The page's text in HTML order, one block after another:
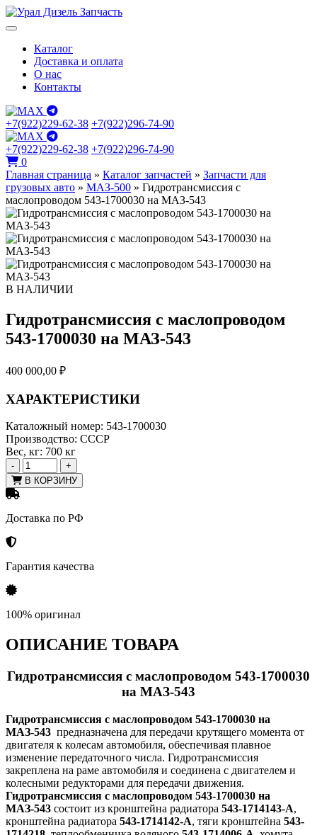
Каталог
Доставка и оплата
О нас
Контакты
+7(922)229-62-38 +7(922)296-74-90
+7(922)229-62-38 +7(922)296-74-90
0
Главная страница » Каталог запчастей » Запчасти для
грузовых авто » МАЗ-500 » Гидротрансмиссия с
маслопроводом 543-1700030 на МАЗ-543
В НАЛИЧИИ
Гидротрансмиссия с маслопроводом
543-1700030 на МАЗ-543
400 000,00 ₽
ХАРАКТЕРИСТИКИ
Каталожный номер: 543-1700030
Производство: СССР
Вес, кг: 700 кг
-
+
В КОРЗИНУ
Доставка по РФ
Гарантия качества
100% оригинал
ОПИСАНИЕ ТОВАРА
Гидротрансмиссия с маслопроводом 543-1700030
на МАЗ-543
Гидротрансмиссия с маслопроводом 543-1700030 на
МАЗ-543 предназначена для передачи крутящего момента от
двигателя к колесам автомобиля, обеспечивая плавное
изменение передаточного числа. Гидротрансмиссия
закреплена на раме автомобиля и соединена с двигателем и
колесными редукторами для передачи движения.
Гидротрансмиссия с маслопроводом 543-1700030 на
МАЗ-543 состоит из кронштейна радиатора 543-1714143-А,
кронштейна радиатора 543-1714142-А, тяги кронштейна 543-